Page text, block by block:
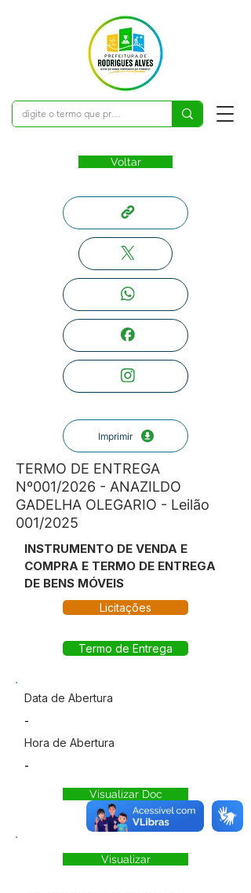
Voltar
Imprimir
TERMO DE ENTREGA
Nº001/2026 - ANAZILDO
GADELHA OLEGARIO - Leilão
001/2025
INSTRUMENTO DE VENDA E
COMPRA E TERMO DE ENTREGA
DE BENS MÓVEIS
Licitações
Termo de Entrega
Data de Abertura
-
Hora de Abertura
-
Visualizar Doc
Visualizar